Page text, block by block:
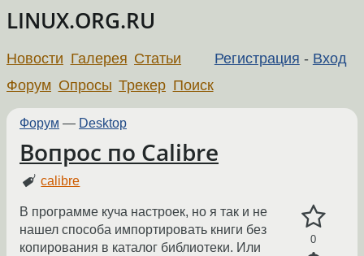
LINUX.ORG.RU
Регистрация - Вход
Новости Галерея Статьи
Форум Опросы Трекер Поиск
Форум — Desktop
Вопрос по Calibre
calibre
0
В программе куча настроек, но я так и не
нашел способа импортировать книги без
копирования в каталог библиотеки. Или